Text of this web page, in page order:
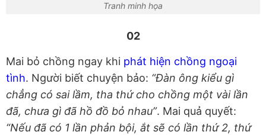
Tranh minh họa
02
Mai bỏ chồng ngay khi phát hiện chồng ngoại
tình. Người biết chuyện bảo: “Đàn ông kiểu gì
chẳng có sai lầm, tha thứ cho chồng một vài lần
đã, chưa gì đã hồ đồ bỏ nhau”. Mai quả quyết:
“Nếu đã có 1 lần phản bội, ắt sẽ có lần thứ 2, thứ